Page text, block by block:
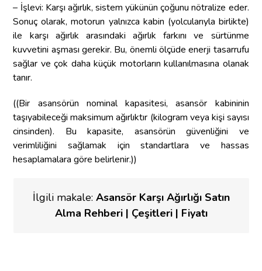
– İşlevi: Karşı ağırlık, sistem yükünün çoğunu nötralize eder.
Sonuç olarak, motorun yalnızca kabin (yolcularıyla birlikte)
ile karşı ağırlık arasındaki ağırlık farkını ve sürtünme
kuvvetini aşması gerekir. Bu, önemli ölçüde enerji tasarrufu
sağlar ve çok daha küçük motorların kullanılmasına olanak
tanır.
((Bir asansörün nominal kapasitesi, asansör kabininin
taşıyabileceği maksimum ağırlıktır (kilogram veya kişi sayısı
cinsinden). Bu kapasite, asansörün güvenliğini ve
verimliliğini sağlamak için standartlara ve hassas
hesaplamalara göre belirlenir.))
İlgili makale: Asansör Karşı Ağırlığı Satın
Alma Rehberi | Çeşitleri | Fiyatı